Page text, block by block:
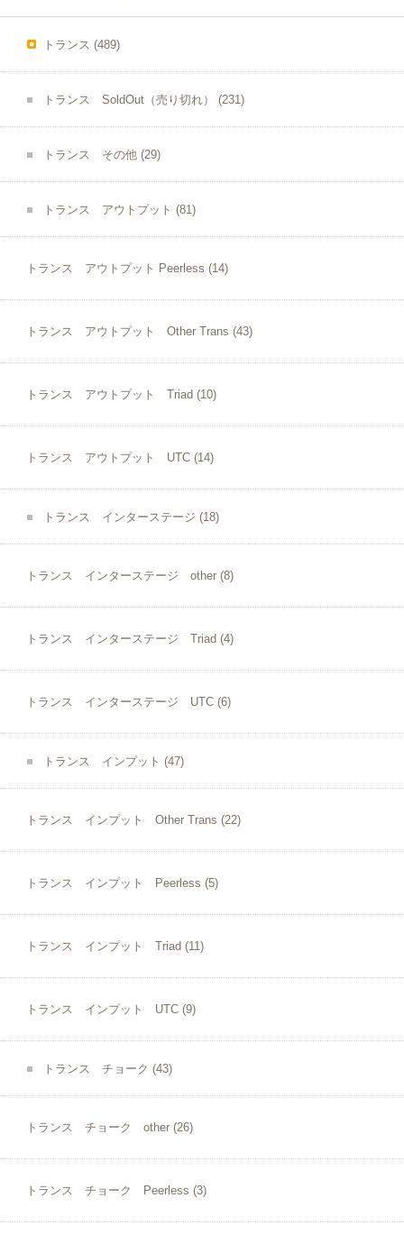
トランス (489)
トランス SoldOut（売り切れ） (231)
トランス その他 (29)
トランス アウトプット (81)
トランス アウトプット Peerless (14)
トランス アウトプット Other Trans (43)
トランス アウトプット Triad (10)
トランス アウトプット UTC (14)
トランス インターステージ (18)
トランス インターステージ other (8)
トランス インターステージ Triad (4)
トランス インターステージ UTC (6)
トランス インプット (47)
トランス インプット Other Trans (22)
トランス インプット Peerless (5)
トランス インプット Triad (11)
トランス インプット UTC (9)
トランス チョーク (43)
トランス チョーク other (26)
トランス チョーク Peerless (3)